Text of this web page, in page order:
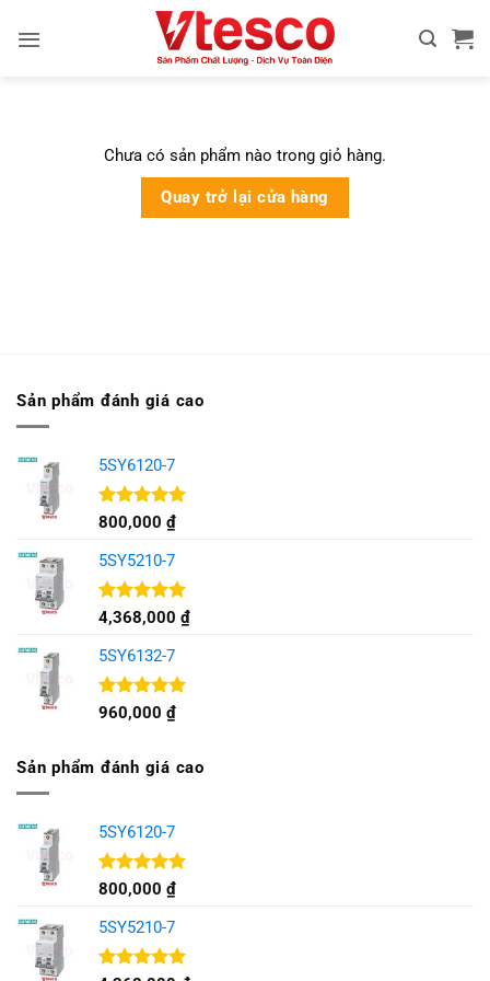
qua
Chưa có sản phẩm nào trong giỏ hàng.
Quay trở lại cửa hàng
Sản phẩm đánh giá cao
5SY6120-7
Được xếp
5 sao
800,000 ₫
5SY5210-7
Được xếp
5 sao
4,368,000 ₫
5SY6132-7
Được xếp
960,000 ₫
Sản phẩm đánh giá cao
5SY6120-7
Được xếp
5 sao
800,000 ₫
5SY5210-7